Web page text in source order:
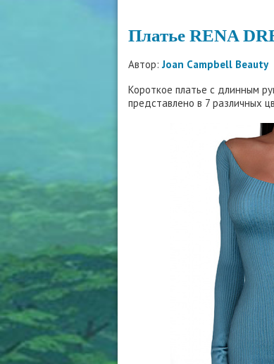
Платье RENA
Автор:Joan Campbell Beauty
Короткое платье с длинным
представлено в 7 различных